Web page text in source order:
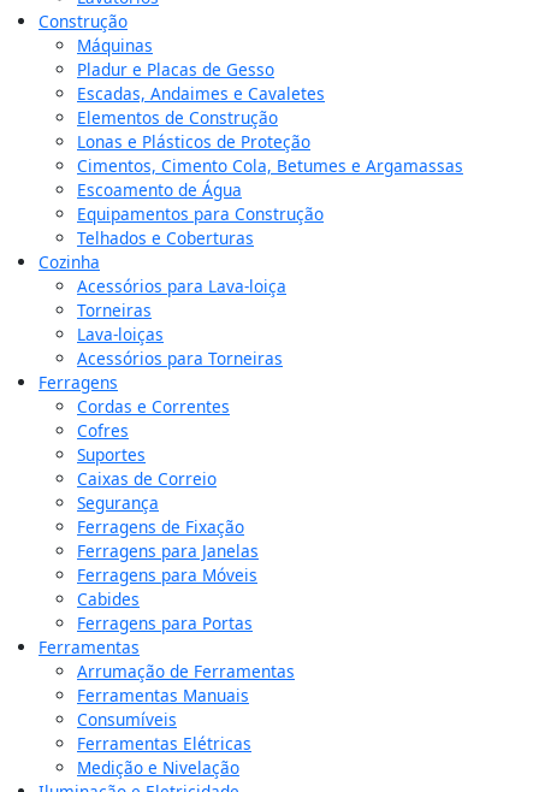
Construção
Máquinas
Pladur e Placas de Gesso
Escadas, Andaimes e Cavaletes
Elementos de Construção
Lonas e Plásticos de Proteção
Cimentos, Cimento Cola, Betumes e Argamassas
Escoamento de Água
Equipamentos para Construção
Telhados e Coberturas
Cozinha
Acessórios para Lava-loiça
Torneiras
Lava-loiças
Acessórios para Torneiras
Ferragens
Cordas e Correntes
Cofres
Suportes
Caixas de Correio
Segurança
Ferragens de Fixação
Ferragens para Janelas
Ferragens para Móveis
Cabides
Ferragens para Portas
Ferramentas
Arrumação de Ferramentas
Ferramentas Manuais
Consumíveis
Ferramentas Elétricas
Medição e Nivelação